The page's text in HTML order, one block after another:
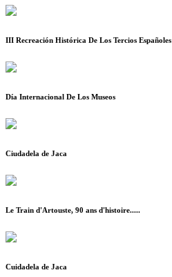
III Recreación Histórica De Los Tercios Españoles
Día Internacional De Los Museos
Ciudadela de Jaca
Le Train d'Artouste, 90 ans d'histoire.....
Cuidadela de Jaca